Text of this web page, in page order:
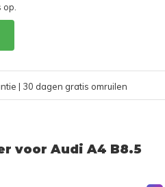
| 30 dagen gratis omruilen
voor Audi A4 B8.5